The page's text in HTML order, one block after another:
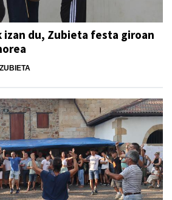
izan du, Zubieta festa giroan
ZUBIETA